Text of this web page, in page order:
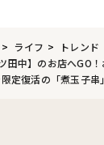
ライフ
トレンド
田中】のお店へGO
定復活の「煮玉子串